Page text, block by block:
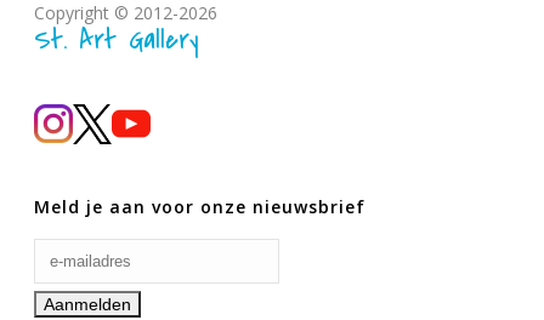
Copyright © 2012-2026
St. Art Gallery
Meld je aan voor onze nieuwsbrief